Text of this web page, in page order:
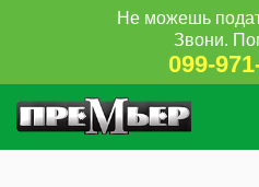
Не можешь
Звони.
099-